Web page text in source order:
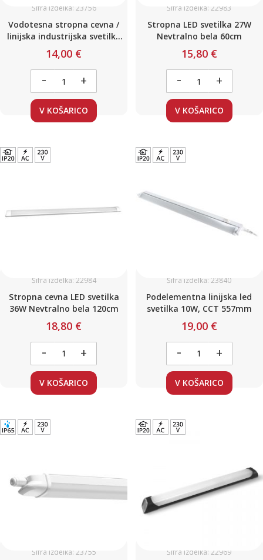
Šifra izdelka: 23756
Vodotesna stropna cevna /
linijska industrijska svetilka
20W IP65 0.6m 5000K 220V
14,00 €
- +
V KOŠARICO
Šifra izdelka: 22983
Stropna LED svetilka 27W
Nevtralno bela 60cm
15,80 €
- +
V KOŠARICO
Šifra izdelka: 22984
Stropna cevna LED svetilka
36W Nevtralno bela 120cm
18,80 €
- +
V KOŠARICO
Šifra izdelka: 23840
Podelementna linijska led
svetilka 10W, CCT 557mm
19,00 €
- +
V KOŠARICO
Šifra izdelka: 23755 Šifra izdelka: 22969